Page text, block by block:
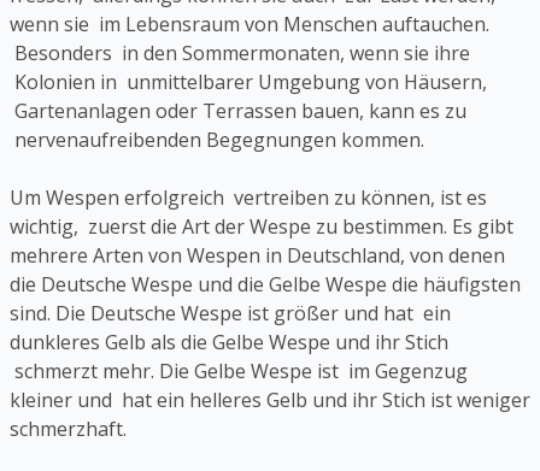
wenn sie im Lebensraum von Menschen auftauchen.
Besonders in den Sommermonaten, wenn sie ihre
Kolonien in unmittelbarer Umgebung von Häusern,
Gartenanlagen oder Terrassen bauen, kann es zu
nervenaufreibenden Begegnungen kommen.
Um Wespen erfolgreich vertreiben zu können, ist es
wichtig, zuerst die Art der Wespe zu bestimmen. Es gibt
mehrere Arten von Wespen in Deutschland, von denen
die Deutsche Wespe und die Gelbe Wespe die häufigsten
sind. Die Deutsche Wespe ist größer und hat ein
dunkleres Gelb als die Gelbe Wespe und ihr Stich
schmerzt mehr. Die Gelbe Wespe ist im Gegenzug
kleiner und hat ein helleres Gelb und ihr Stich ist weniger
schmerzhaft.